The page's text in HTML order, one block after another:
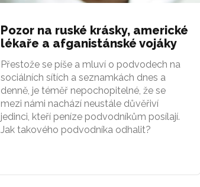
Pozor na ruské krásky, americké
lékaře a afganistánské vojáky
Přestože se píše a mluví o podvodech na
sociálních sítích a seznamkách dnes a
denně, je téměř nepochopitelné, že se
mezi námi nachází neustále důvěřiví
jedinci, kteří peníze podvodníkům posílají.
Jak takového podvodníka odhalit?